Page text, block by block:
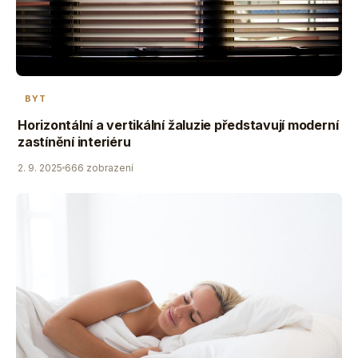
BYT
Horizontální a vertikální žaluzie představují moderní
zastínění interiéru
2. 9. 2025 666 zobrazení